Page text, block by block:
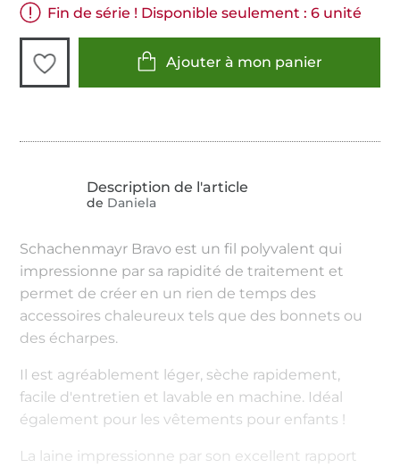
Fin de série ! Disponible seulement : 6 unité
Ajouter à mon panier
de Daniela
Schachenmayr Bravo est un fil polyvalent qui
impressionne par sa rapidité de traitement et
permet de créer en un rien de temps des
accessoires chaleureux tels que des bonnets ou
des écharpes.
Il est agréablement léger, sèche rapidement,
facile d'entretien et lavable en machine. Idéal
également pour les vêtements pour enfants !
La laine impressionne par son excellent rapport